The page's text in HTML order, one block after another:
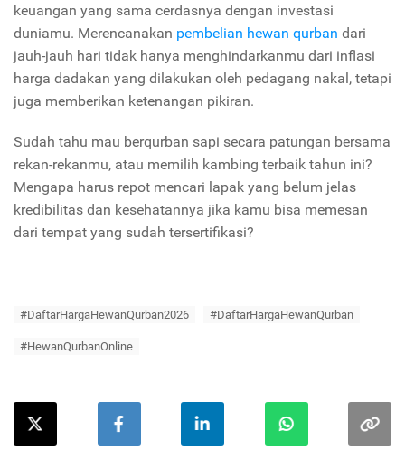
keuangan yang sama cerdasnya dengan investasi
duniamu. Merencanakan pembelian hewan qurban dari
jauh-jauh hari tidak hanya menghindarkanmu dari inflasi
harga dadakan yang dilakukan oleh pedagang nakal, tetapi
juga memberikan ketenangan pikiran.
Sudah tahu mau berqurban sapi secara patungan bersama
rekan-rekanmu, atau memilih kambing terbaik tahun ini?
Mengapa harus repot mencari lapak yang belum jelas
kredibilitas dan kesehatannya jika kamu bisa memesan
dari tempat yang sudah tersertifikasi?
#DaftarHargaHewanQurban2026 #DaftarHargaHewanQurban
#HewanQurbanOnline